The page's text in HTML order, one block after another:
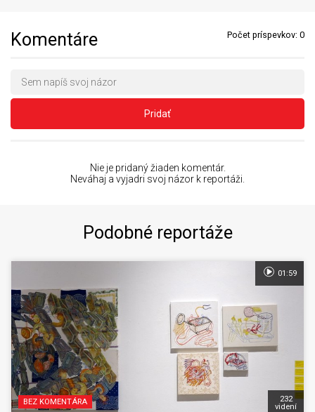
Komentáre Počet príspevkov: 0
Pridať
Nie je pridaný žiaden komentár.
Neváhaj a vyjadri svoj názor k reportáži.
Podobné reportáže
BEZ KOMENTÁRA
232
videní
01:59